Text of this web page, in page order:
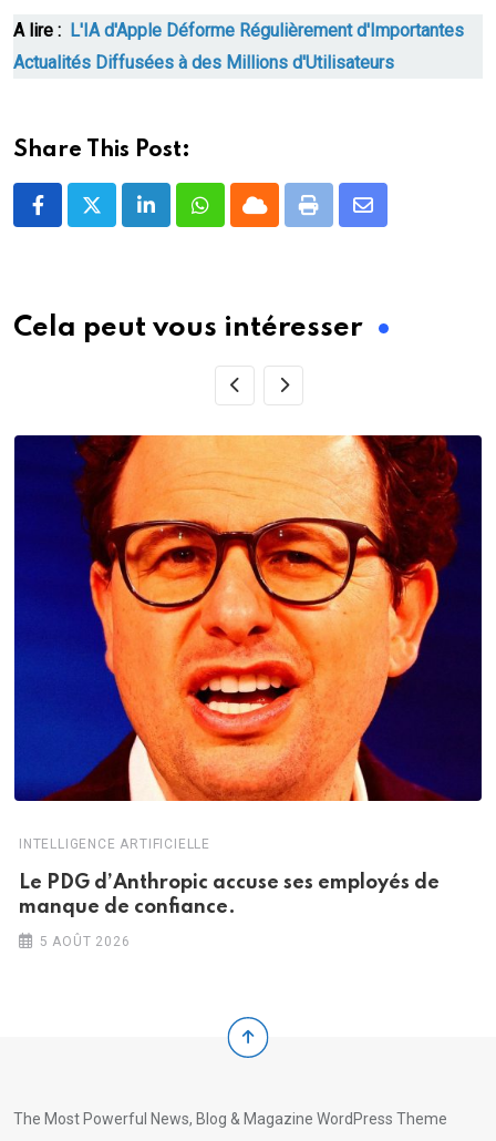
A lire : L'IA d'Apple Déforme Régulièrement d'Importantes
Actualités Diffusées à des Millions d'Utilisateurs
Share This Post:
LinkedInWhatsapp
CloudPrint
Share
Cela peut vous intéresser
INTELLIGENCE ARTIFICIELLE
Le PDG d’Anthropic accuse ses employés de
manque de confiance.
5 AOÛT 2026
The Most Powerful News, Blog & Magazine WordPress Theme